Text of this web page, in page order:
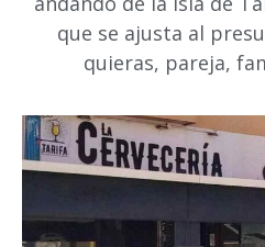
que se ajusta al
quieras, pareja,